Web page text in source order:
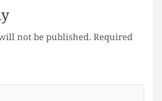
not be published.Required